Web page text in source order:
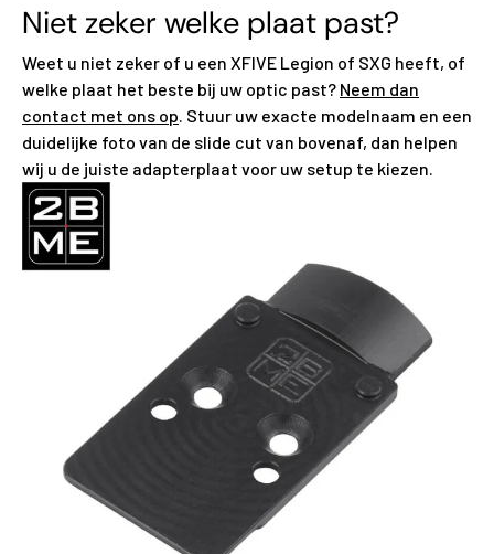
Niet zeker welke plaat past?
Weet u niet zeker of u een XFIVE Legion of SXG heeft, of
welke plaat het beste bij uw optic past? Neem dan
contact met ons op . Stuur uw exacte modelnaam en een
duidelijke foto van de slide cut van bovenaf, dan helpen
wij u de juiste adapterplaat voor uw setup te kiezen.